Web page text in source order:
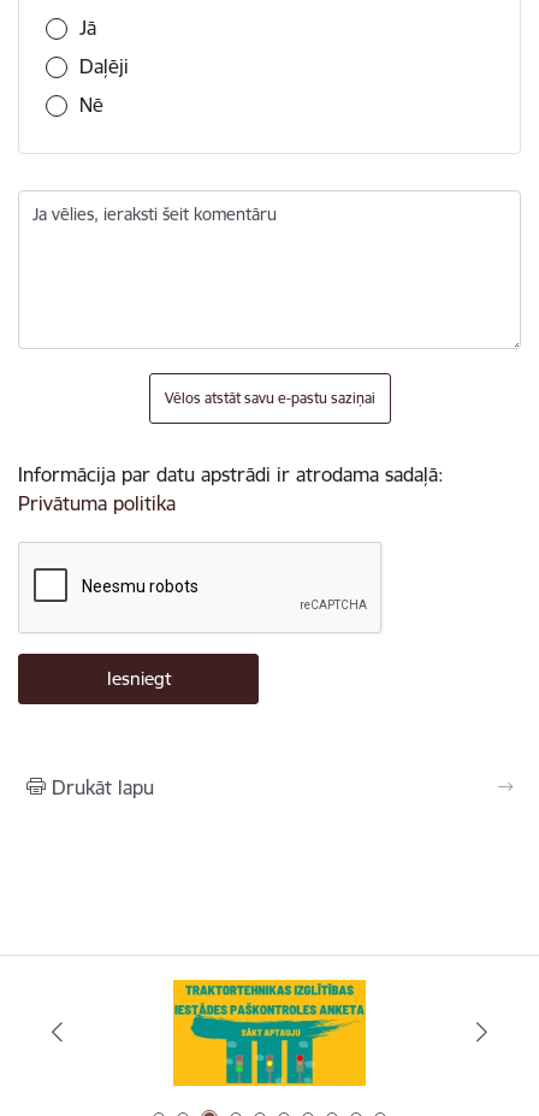
Jā
Daļēji
Nē
Ja vēlies, ieraksti šeit komentāru
Vēlos atstāt savu e-pastu saziņai
Informācija par datu apstrādi ir atrodama sadaļā:
Privātuma politika
Drukāt lapu